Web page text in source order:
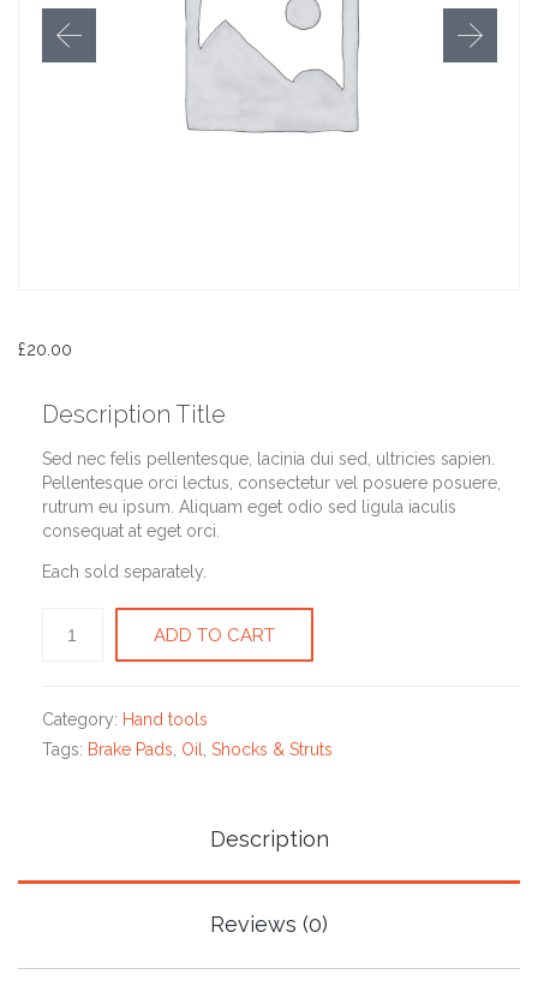
£20.00
Description Title
Sed nec felis pellentesque, lacinia dui sed, ultricies sapien.
Pellentesque orci lectus, consectetur vel posuere posuere,
rutrum eu ipsum. Aliquam eget odio sed ligula iaculis
consequat at eget orci.
Each sold separately.
Eyeglasses
ADD TO CART
Category: Hand tools
Tags: Brake Pads Oil Shocks & Struts
Description
Reviews (0)